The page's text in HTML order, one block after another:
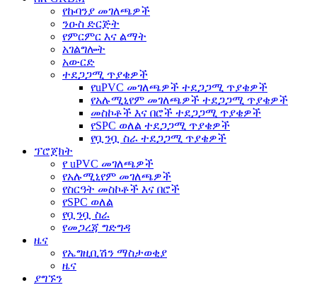
የኩባንያ መገለጫዎች
ንዑስ ድርጅት
የምርምር እና ልማት
አገልግሎት
አውርድ
ተደጋጋሚ ጥያቄዎች
የuPVC መገለጫዎች ተደጋጋሚ ጥያቄዎች
የአሉሚኒየም መገለጫዎች ተደጋጋሚ ጥያቄዎች
መስኮቶች እና በሮች ተደጋጋሚ ጥያቄዎች
የSPC ወለል ተደጋጋሚ ጥያቄዎች
የቧንቧ ስራ ተደጋጋሚ ጥያቄዎች
ፕሮጀክት
የ uPVC መገለጫዎች
የአሉሚኒየም መገለጫዎች
የስርዓት መስኮቶች እና በሮች
የSPC ወለል
የቧንቧ ስራ
የመጋረጃ ግድግዳ
ዜና
የኤግዚቢሽን ማስታወቂያ
ዜና
ያግኙን